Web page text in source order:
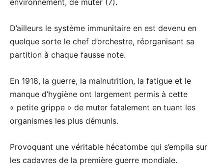
D’ailleurs le système immunitaire en est devenu en
quelque sorte le chef d’orchestre, réorganisant sa
partition à chaque fausse note.
En 1918, la guerre, la malnutrition, la fatigue et le
manque d’hygiène ont largement permis à cette
« petite grippe » de muter fatalement en tuant les
organismes les plus démunis.
Provoquant une véritable hécatombe qui s’empila sur
les cadavres de la première guerre mondiale.